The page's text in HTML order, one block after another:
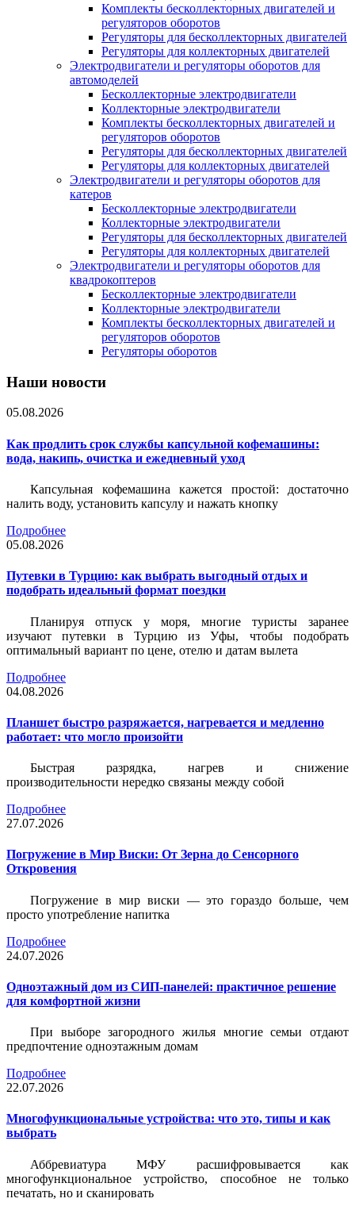
Комплекты бесколлекторных двигателей и
регуляторов оборотов
Регуляторы для бесколлекторных двигателей
Регуляторы для коллекторных двигателей
Электродвигатели и регуляторы оборотов для
автомоделей
Бесколлекторные электродвигатели
Коллекторные электродвигатели
Комплекты бесколлекторных двигателей и
регуляторов оборотов
Регуляторы для бесколлекторных двигателей
Регуляторы для коллекторных двигателей
Электродвигатели и регуляторы оборотов для
катеров
Бесколлекторные электродвигатели
Коллекторные электродвигатели
Регуляторы для бесколлекторных двигателей
Регуляторы для коллекторных двигателей
Электродвигатели и регуляторы оборотов для
квадрокоптеров
Бесколлекторные электродвигатели
Коллекторные электродвигатели
Комплекты бесколлекторных двигателей и
регуляторов оборотов
Регуляторы оборотов
Наши новости
05.08.2026
Как продлить срок службы капсульной кофемашины:
вода, накипь, очистка и ежедневный уход
Капсульная кофемашина кажется простой: достаточно
налить воду, установить капсулу и нажать кнопку
Подробнее
05.08.2026
Путевки в Турцию: как выбрать выгодный отдых и
подобрать идеальный формат поездки
Планируя отпуск у моря, многие туристы заранее
изучают путевки в Турцию из Уфы, чтобы подобрать
оптимальный вариант по цене, отелю и датам вылета
Подробнее
04.08.2026
Планшет быстро разряжается, нагревается и медленно
работает: что могло произойти
Быстрая разрядка, нагрев и снижение
производительности нередко связаны между собой
Подробнее
27.07.2026
Погружение в Мир Виски: От Зерна до Сенсорного
Откровения
Погружение в мир виски — это гораздо больше, чем
просто употребление напитка
Подробнее
24.07.2026
Одноэтажный дом из СИП-панелей: практичное решение
для комфортной жизни
При выборе загородного жилья многие семьи отдают
предпочтение одноэтажным домам
Подробнее
22.07.2026
Многофункциональные устройства: что это, типы и как
выбрать
Аббревиатура МФУ расшифровывается как
многофункциональное устройство, способное не только
печатать, но и сканировать